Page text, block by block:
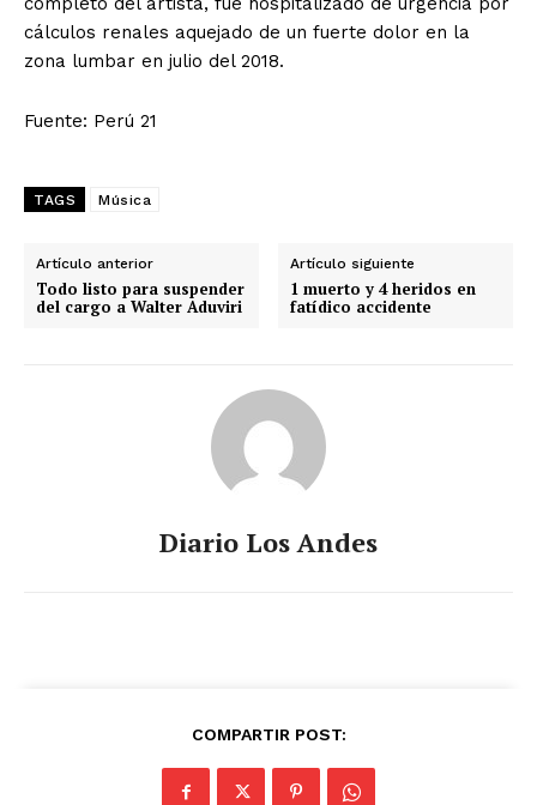
cálculos renales aquejado de un fuerte dolor en la
zona lumbar en julio del 2018.
Fuente: Perú 21
TAGS Música
Artículo anterior
Todo listo para suspender
del cargo a Walter Aduviri
Artículo siguiente
1 muerto y 4 heridos en
fatídico accidente
Diario Los Andes
COMPARTIR POST: